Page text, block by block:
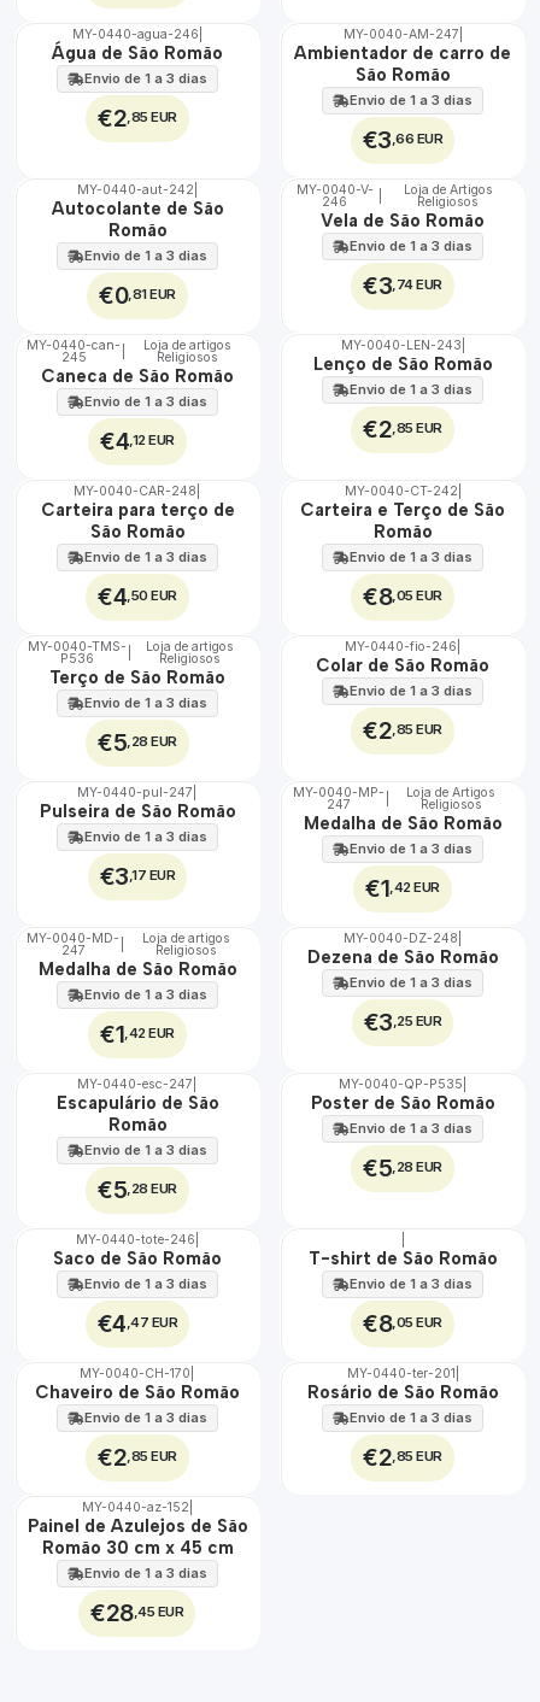
🇵🇹
100%
MY-0440-agua-246
Água de São Romão
Envio de 1 a 3 dias
€2,85 EUR
🇵🇹
MY-0040-AM-247
Ambientador de carro de
São Romão
Envio de 1 a 3 dias
€3,66 EUR
🇵🇹
MY-0440-aut-242
Autocolante de São
Romão
Envio de 1 a 3 dias
€0,81 EUR
🇵🇹
100%
MY-0040-V-
246
Loja de Artigos
Religiosos
Vela de São Romão
Envio de 1 a 3 dias
€3,74 EUR
🇵🇹
100%
MY-0440-can-
245
Loja de artigos
Religiosos
Caneca de São Romão
Envio de 1 a 3 dias
€4,12 EUR
🇵🇹
100%
MY-0040-LEN-243
Lenço de São Romão
Envio de 1 a 3 dias
€2,85 EUR
🇵🇹
MY-0040-CAR-248
Carteira para terço de
São Romão
Envio de 1 a 3 dias
€4,50 EUR
🇵🇹
MY-0040-CT-242
Carteira e Terço de São
Romão
Envio de 1 a 3 dias
€8,05 EUR
🇵🇹
100%
MY-0040-TMS-
P536
Loja de artigos
Religiosos
Terço de São Romão
Envio de 1 a 3 dias
€5,28 EUR
🇵🇹
100%
MY-0440-fio-246
Colar de São Romão
Envio de 1 a 3 dias
€2,85 EUR
🇵🇹
100%
MY-0440-pul-247
Pulseira de São Romão
Envio de 1 a 3 dias
€3,17 EUR
🇵🇹
100%
MY-0040-MP-
247
Loja de Artigos
Religiosos
Medalha de São Romão
Envio de 1 a 3 dias
€1,42 EUR
🇵🇹
100%
MY-0040-MD-
247
Loja de artigos
Religiosos
Medalha de São Romão
Envio de 1 a 3 dias
€1,42 EUR
🇵🇹
100%
MY-0040-DZ-248
Dezena de São Romão
Envio de 1 a 3 dias
€3,25 EUR
🇵🇹
MY-0440-esc-247
Escapulário de São
Romão
Envio de 1 a 3 dias
€5,28 EUR
🇵🇹
100%
MY-0040-QP-P535
Poster de São Romão
Envio de 1 a 3 dias
€5,28 EUR
🇵🇹
100%
MY-0440-tote-246
Saco de São Romão
Envio de 1 a 3 dias
€4,47 EUR
🇵🇹
100%
T-shirt de São Romão
Envio de 1 a 3 dias
€8,05 EUR
🇵🇹
100%
MY-0040-CH-170
Chaveiro de São Romão
Envio de 1 a 3 dias
€2,85 EUR
🇵🇹
100%
MY-0440-ter-201
Rosário de São Romão
Envio de 1 a 3 dias
€2,85 EUR
🇵🇹
100%
EXT.
MY-0440-az-152
Painel de Azulejos de São
Romão 30 cm x 45 cm
Envio de 1 a 3 dias
€28,45 EUR